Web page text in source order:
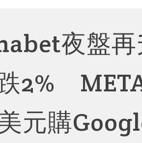
夜盤再
2%
元購